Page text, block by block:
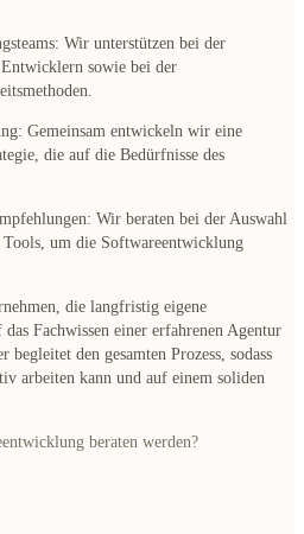
: Wir unterstützen bei der
sowie bei der
: Gemeinsam entwickeln wir eine
die auf die Bedürfnisse des
: Wir beraten bei der Auswahl
Tools, um die Softwareentwicklung
die langfristig eigene
Fachwissen einer erfahrenen Agentur
den gesamten Prozess, sodass
arbeiten kann und auf einem soliden
beraten werden?